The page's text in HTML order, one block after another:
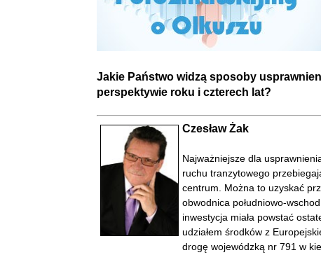
Jakie Państwo widzą sposoby
perspektywie roku i czterech lat?
Czesław Żak
Najważniejsze dla
ruchu tranzytowego
centrum. Można to uzyskać
obwodnica południowo-
inwestycja miała powstać
udziałem środków z
drogę wojewódzką nr 791 w